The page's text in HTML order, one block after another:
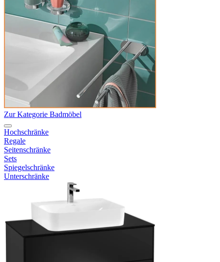
Zur Kategorie Badmöbel
Hochschränke
Regale
Seitenschränke
Sets
Spiegelschränke
Unterschränke